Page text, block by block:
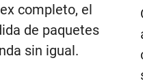
completo, el
de paquetes
sin igual.